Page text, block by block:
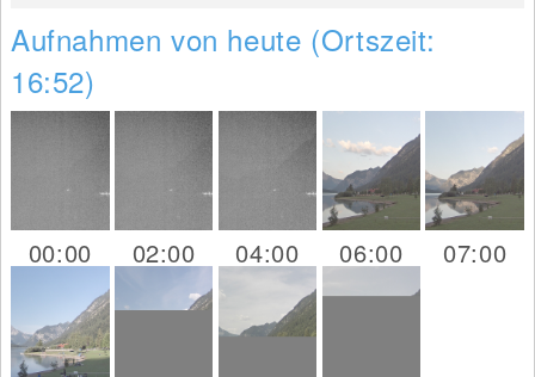
Aufnahmen von heute (Ortszeit:
16:52)
00:00 02:00 04:00 06:00 07:00